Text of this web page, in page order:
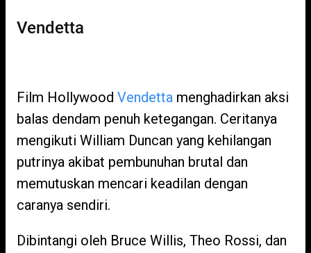
Vendetta
Film Hollywood Vendetta menghadirkan aksi
balas dendam penuh ketegangan. Ceritanya
mengikuti William Duncan yang kehilangan
putrinya akibat pembunuhan brutal dan
memutuskan mencari keadilan dengan
caranya sendiri.
Dibintangi oleh Bruce Willis, Theo Rossi, dan